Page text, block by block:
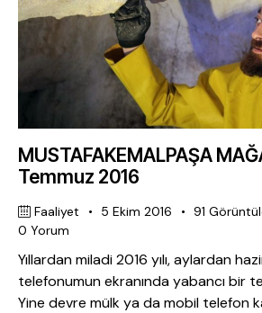
MUSTAFAKEMALPAŞA
Temmuz 2016
Faaliyet 5 Ekim 2016 91
0 Yorum
Yıllardan miladi 2016 yılı, aylardan
telefonumun ekranında yabancı bir
Yine devre mülk ya da mobil telefon